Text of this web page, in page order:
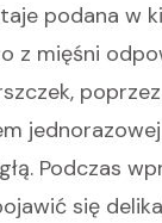
podana w
z mięśni
Podczas
się